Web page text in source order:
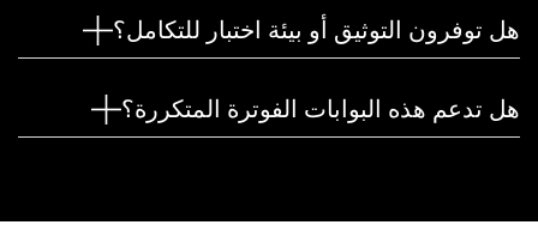
هل توفرون التوثيق أو بيئة اختبار للتكامل؟
هل تدعم هذه البوابات الفوترة المتكررة؟